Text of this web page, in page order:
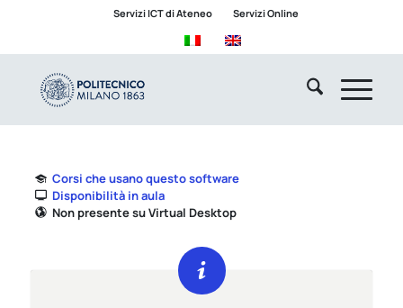
Servizi ICT di Ateneo Servizi Online
Corsi che usano questo software
Disponibilità in aula
Non presente su Virtual Desktop